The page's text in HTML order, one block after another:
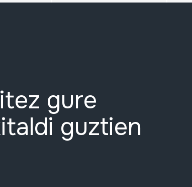
gure
guztien